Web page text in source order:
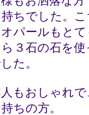
ちでした。
パールもと
３石の石を
た。
もおしゃれ
ちの方。